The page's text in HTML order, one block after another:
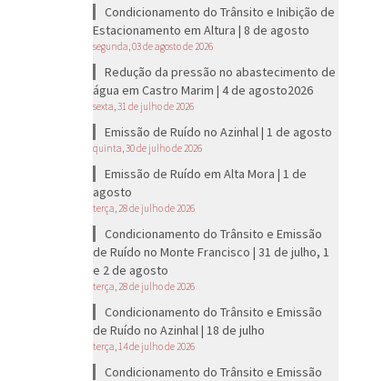
Condicionamento do Trânsito e Inibição de
Estacionamento em Altura | 8 de agosto
segunda, 03 de agosto de 2026
Redução da pressão no abastecimento de
água em Castro Marim | 4 de agosto2026
sexta, 31 de julho de 2026
Emissão de Ruído no Azinhal | 1 de agosto
quinta, 30 de julho de 2026
Emissão de Ruído em Alta Mora | 1 de
agosto
terça, 28 de julho de 2026
Condicionamento do Trânsito e Emissão
de Ruído no Monte Francisco | 31 de julho, 1
e 2 de agosto
terça, 28 de julho de 2026
Condicionamento do Trânsito e Emissão
de Ruído no Azinhal | 18 de julho
terça, 14 de julho de 2026
Condicionamento do Trânsito e Emissão